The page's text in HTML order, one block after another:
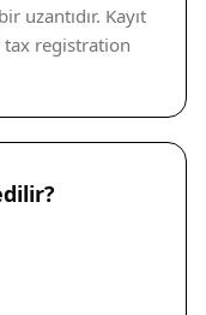
uzantıdır. Kayıt
tax registration